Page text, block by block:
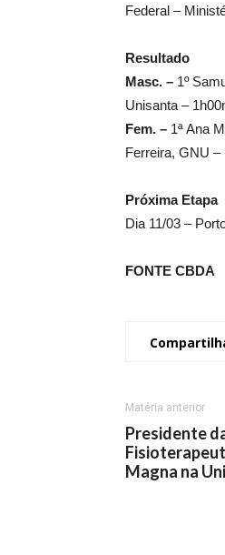
Federal –
Resultado
Masc. – 1º
Unisanta –
Fem. – 1ª Ana
Ferreira, GNU –
Próxima Etapa
Dia 11/03 –
FONTE CBDA
Matéria anterior
Presidente
Magna na